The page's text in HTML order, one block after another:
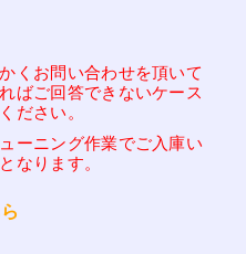
くお問い合わせを頂いて
ばご回答できないケース
ださい。
ーニング作業でご入庫い
なります。